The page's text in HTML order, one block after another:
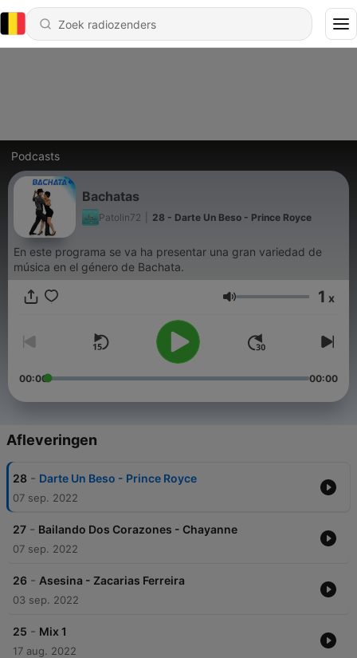
Podcasts
Bachatas
Patolin72 28 - Darte Un Beso - Prince Royce
En este programa se va ha presentar una gran variedad de
música en el género de Bachata.
Volume 1 x
00:00 00:00
Afleveringen
28 - Darte Un Beso - Prince Royce
07 sep. 2022
27 - Bailando Dos Corazones - Chayanne
07 sep. 2022
26 - Asesina - Zacarias Ferreira
03 sep. 2022
25 - Mix 1
17 aug. 2022